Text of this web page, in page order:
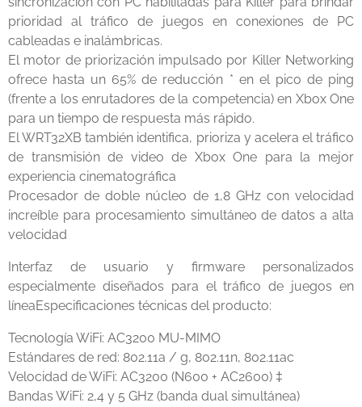
prioridad al tráfico de juegos en conexiones de PC
cableadas e inalámbricas.
El motor de priorización impulsado por Killer Networking
ofrece hasta un 65% de reducción * en el pico de ping
(frente a los enrutadores de la competencia) en Xbox One
para un tiempo de respuesta más rápido.
El WRT32XB también identifica, prioriza y acelera el tráfico
de transmisión de video de Xbox One para la mejor
experiencia cinematográfica
Procesador de doble núcleo de 1,8 GHz con velocidad
increíble para procesamiento simultáneo de datos a alta
velocidad
Interfaz de usuario y firmware personalizados
especialmente diseñados para el tráfico de juegos en
líneaEspecificaciones técnicas del producto:
Tecnología WiFi: AC3200 MU-MIMO
Estándares de red: 802.11a / g, 802.11n, 802.11ac
Velocidad de WiFi: AC3200 (N600 + AC2600) ‡
Bandas WiFi: 2,4 y 5 GHz (banda dual simultánea)